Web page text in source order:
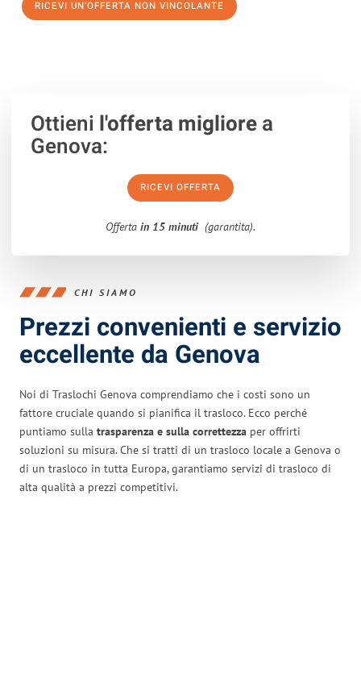
RICEVI UN'OFFERTA NON VINCOLANTE
Ottieni l'offerta migliorea
Genova:
RICEVI OFFERTA
Offerta in 15 minuti (garantita).
CHI SIAMO
Prezzi convenienti e servizio
eccellente da Genova
Noi di Traslochi Genova comprendiamo che i costi sono un
fattore cruciale quando si pianifica il trasloco. Ecco perché
puntiamo sulla trasparenza e sulla correttezza per offrirti
soluzioni su misura. Che si tratti di un trasloco locale a Genova o
di un trasloco in tutta Europa, garantiamo servizi di trasloco di
alta qualità a prezzi competitivi.